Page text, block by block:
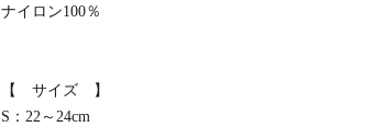
ナイロン100％
【 サイズ 】
S：22～24cm